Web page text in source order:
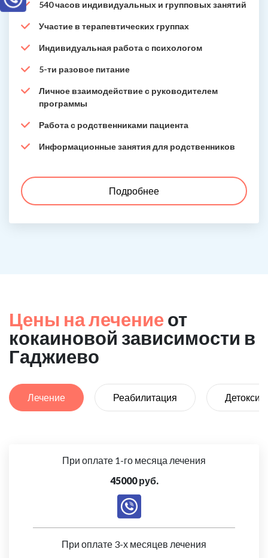
540 часов индивидуальных и групповых занятий
Участие в терапевтических группах
Индивидуальная работа с психологом
5-ти разовое питание
Личное взаимодействие с руководителем
программы
Работа с родственниками пациента
Информационные занятия для родственников
Подробнее
Цены на лечение от
кокаиновой зависимости в
Гаджиево
Лечение Реабилитация
При оплате 1-го месяца лечения
45000 руб.
При оплате 3-х месяцев лечения